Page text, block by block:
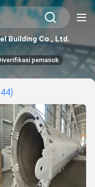
Building Co., Ltd.
pemasok